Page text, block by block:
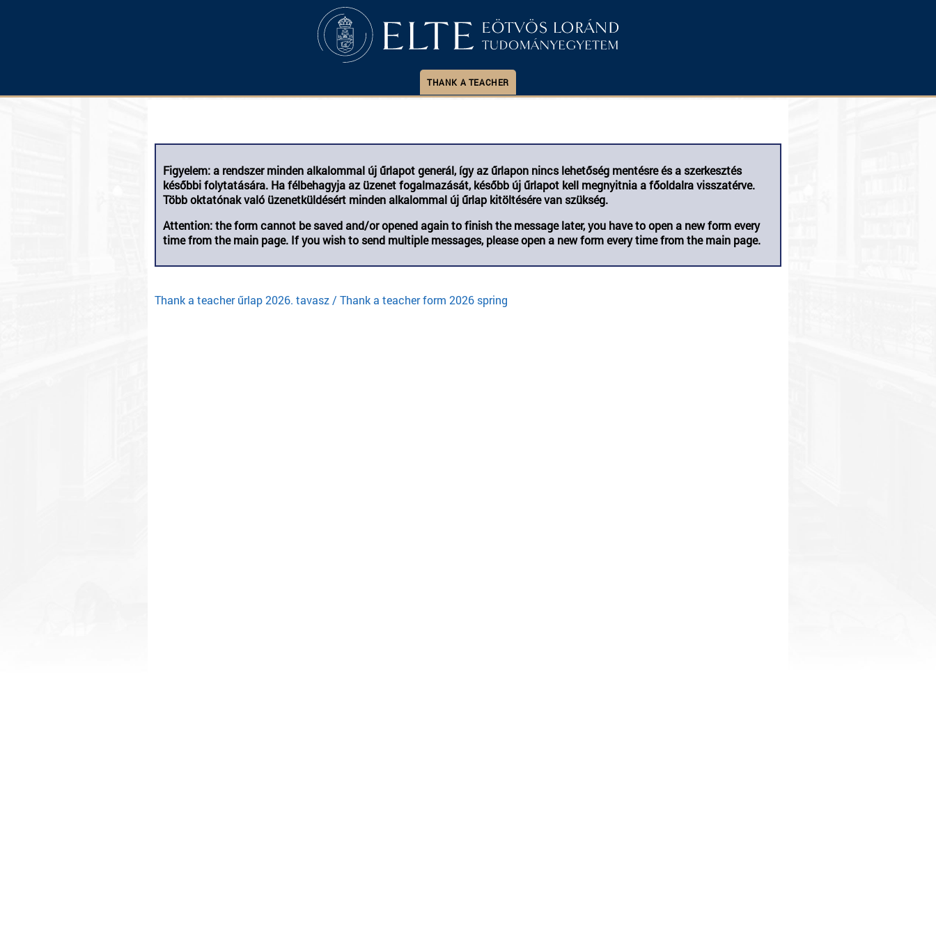
THANK A TEACHER
Figyelem: a rendszer minden alkalommal új űrlapot generál, így az űrlapon nincs lehetőség mentésre és a szerkesztés
későbbi folytatására. Ha félbehagyja az üzenet fogalmazását, később új űrlapot kell megnyitnia a főoldalra visszatérve.
Több oktatónak való üzenetküldésért minden alkalommal új űrlap kitöltésére van szükség.
Attention: the form cannot be saved and/or opened again to finish the message later, you have to open a new form every
time from the main page. If you wish to send multiple messages, please open a new form every time from the main page.
Thank a teacher űrlap 2026. tavasz / Thank a teacher form 2026 spring